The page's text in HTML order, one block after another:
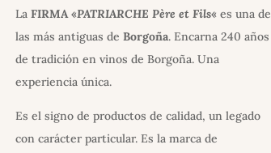
LaFIRMA «PATRIARCHE Père et Fils« es una de
las más antiguas deBorgoña. Encarna 240 años
de tradición en vinos de Borgoña. Una
experiencia única.
Es el signo de productos de calidad, un legado
con carácter particular. Es la marca de